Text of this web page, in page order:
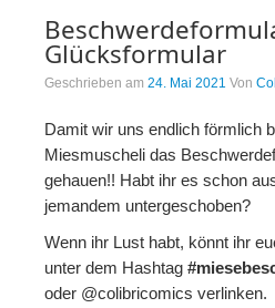
Spiel und Spaß
Wer wir sind
Mastodon
Bluesky
Instagram
Facebook
Glücksformular
Geschrieben am 24. Mai 2021 Von
Damit wir uns endlich förmlich
Miesmuscheli das
gehauen!! Habt ihr es schon
jemandem untergeschoben?
Wenn ihr Lust habt, könnt ihr
unter dem Hashtag
oder @colibricomics verlinken.